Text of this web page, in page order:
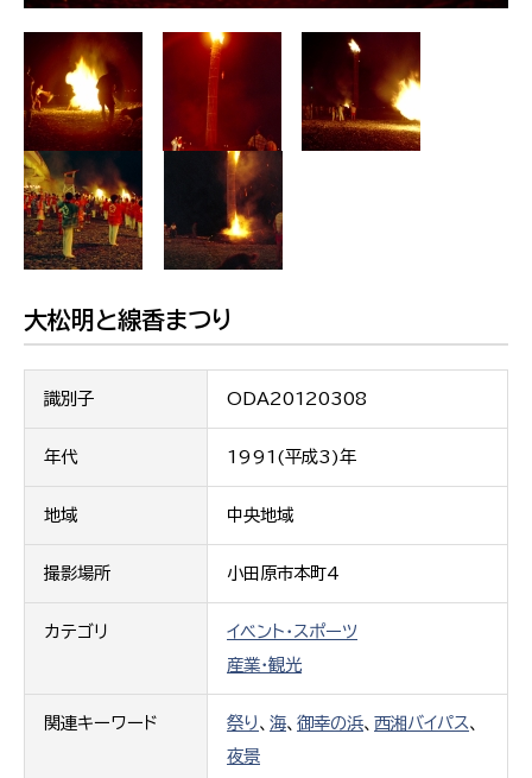
大松明と線香まつり
識別子 ODA20120308
年代 1991(平成3)年
地域 中央地域
撮影場所 小田原市本町4
カテゴリ
イベント・スポーツ
産業・観光
関連キーワード 祭り 、 海、 御幸の浜、 西湘バイパス、
夜景